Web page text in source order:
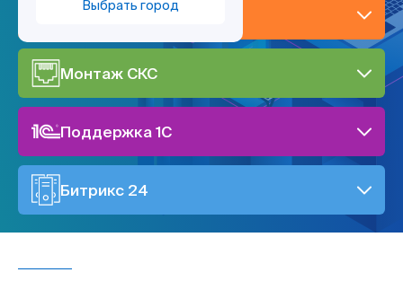
Выбрать город
IT-поддержка
Монтаж СКС
Поддержка 1C
Битрикс 24